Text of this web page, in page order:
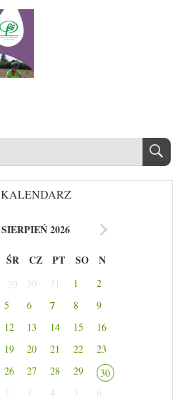
KALENDARZ
SIERPIEŃ 2026
ŚR CZ PT SO N
29 30 31 1
2
5 6 7 8
9
12 13 14 15
16
19 20 21 22
23
26 27 28 29
30
2 3 4 5 6